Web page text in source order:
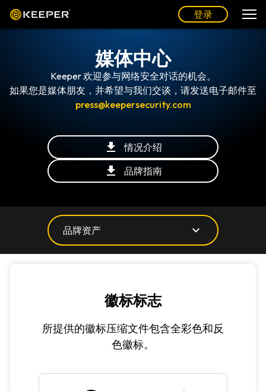
登录
媒体中心
Keeper 欢迎参与网络安全对话的机会。
如果您是媒体朋友，并希望与我们交谈，请发送电子邮件至
press@keepersecurity.com
情况介绍
品牌指南
品牌资产
徽标标志
所提供的徽标压缩文件包含全彩色和反
色徽标。